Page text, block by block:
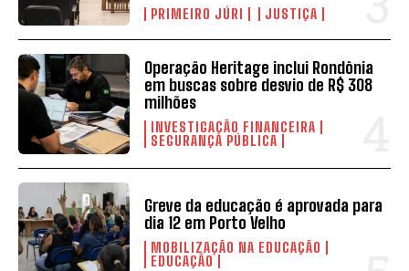
PRIMEIRO JÚRI JUSTIÇA
Operação Heritage inclui Rondônia
em buscas sobre desvio de R$ 308
milhões
INVESTIGAÇÃO FINANCEIRA
SEGURANÇA PÚBLICA
Greve da educação é aprovada para
dia 12 em Porto Velho
MOBILIZAÇÃO NA EDUCAÇÃO
EDUCAÇÃO